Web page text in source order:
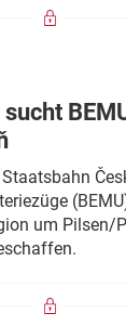
um Pilsen/